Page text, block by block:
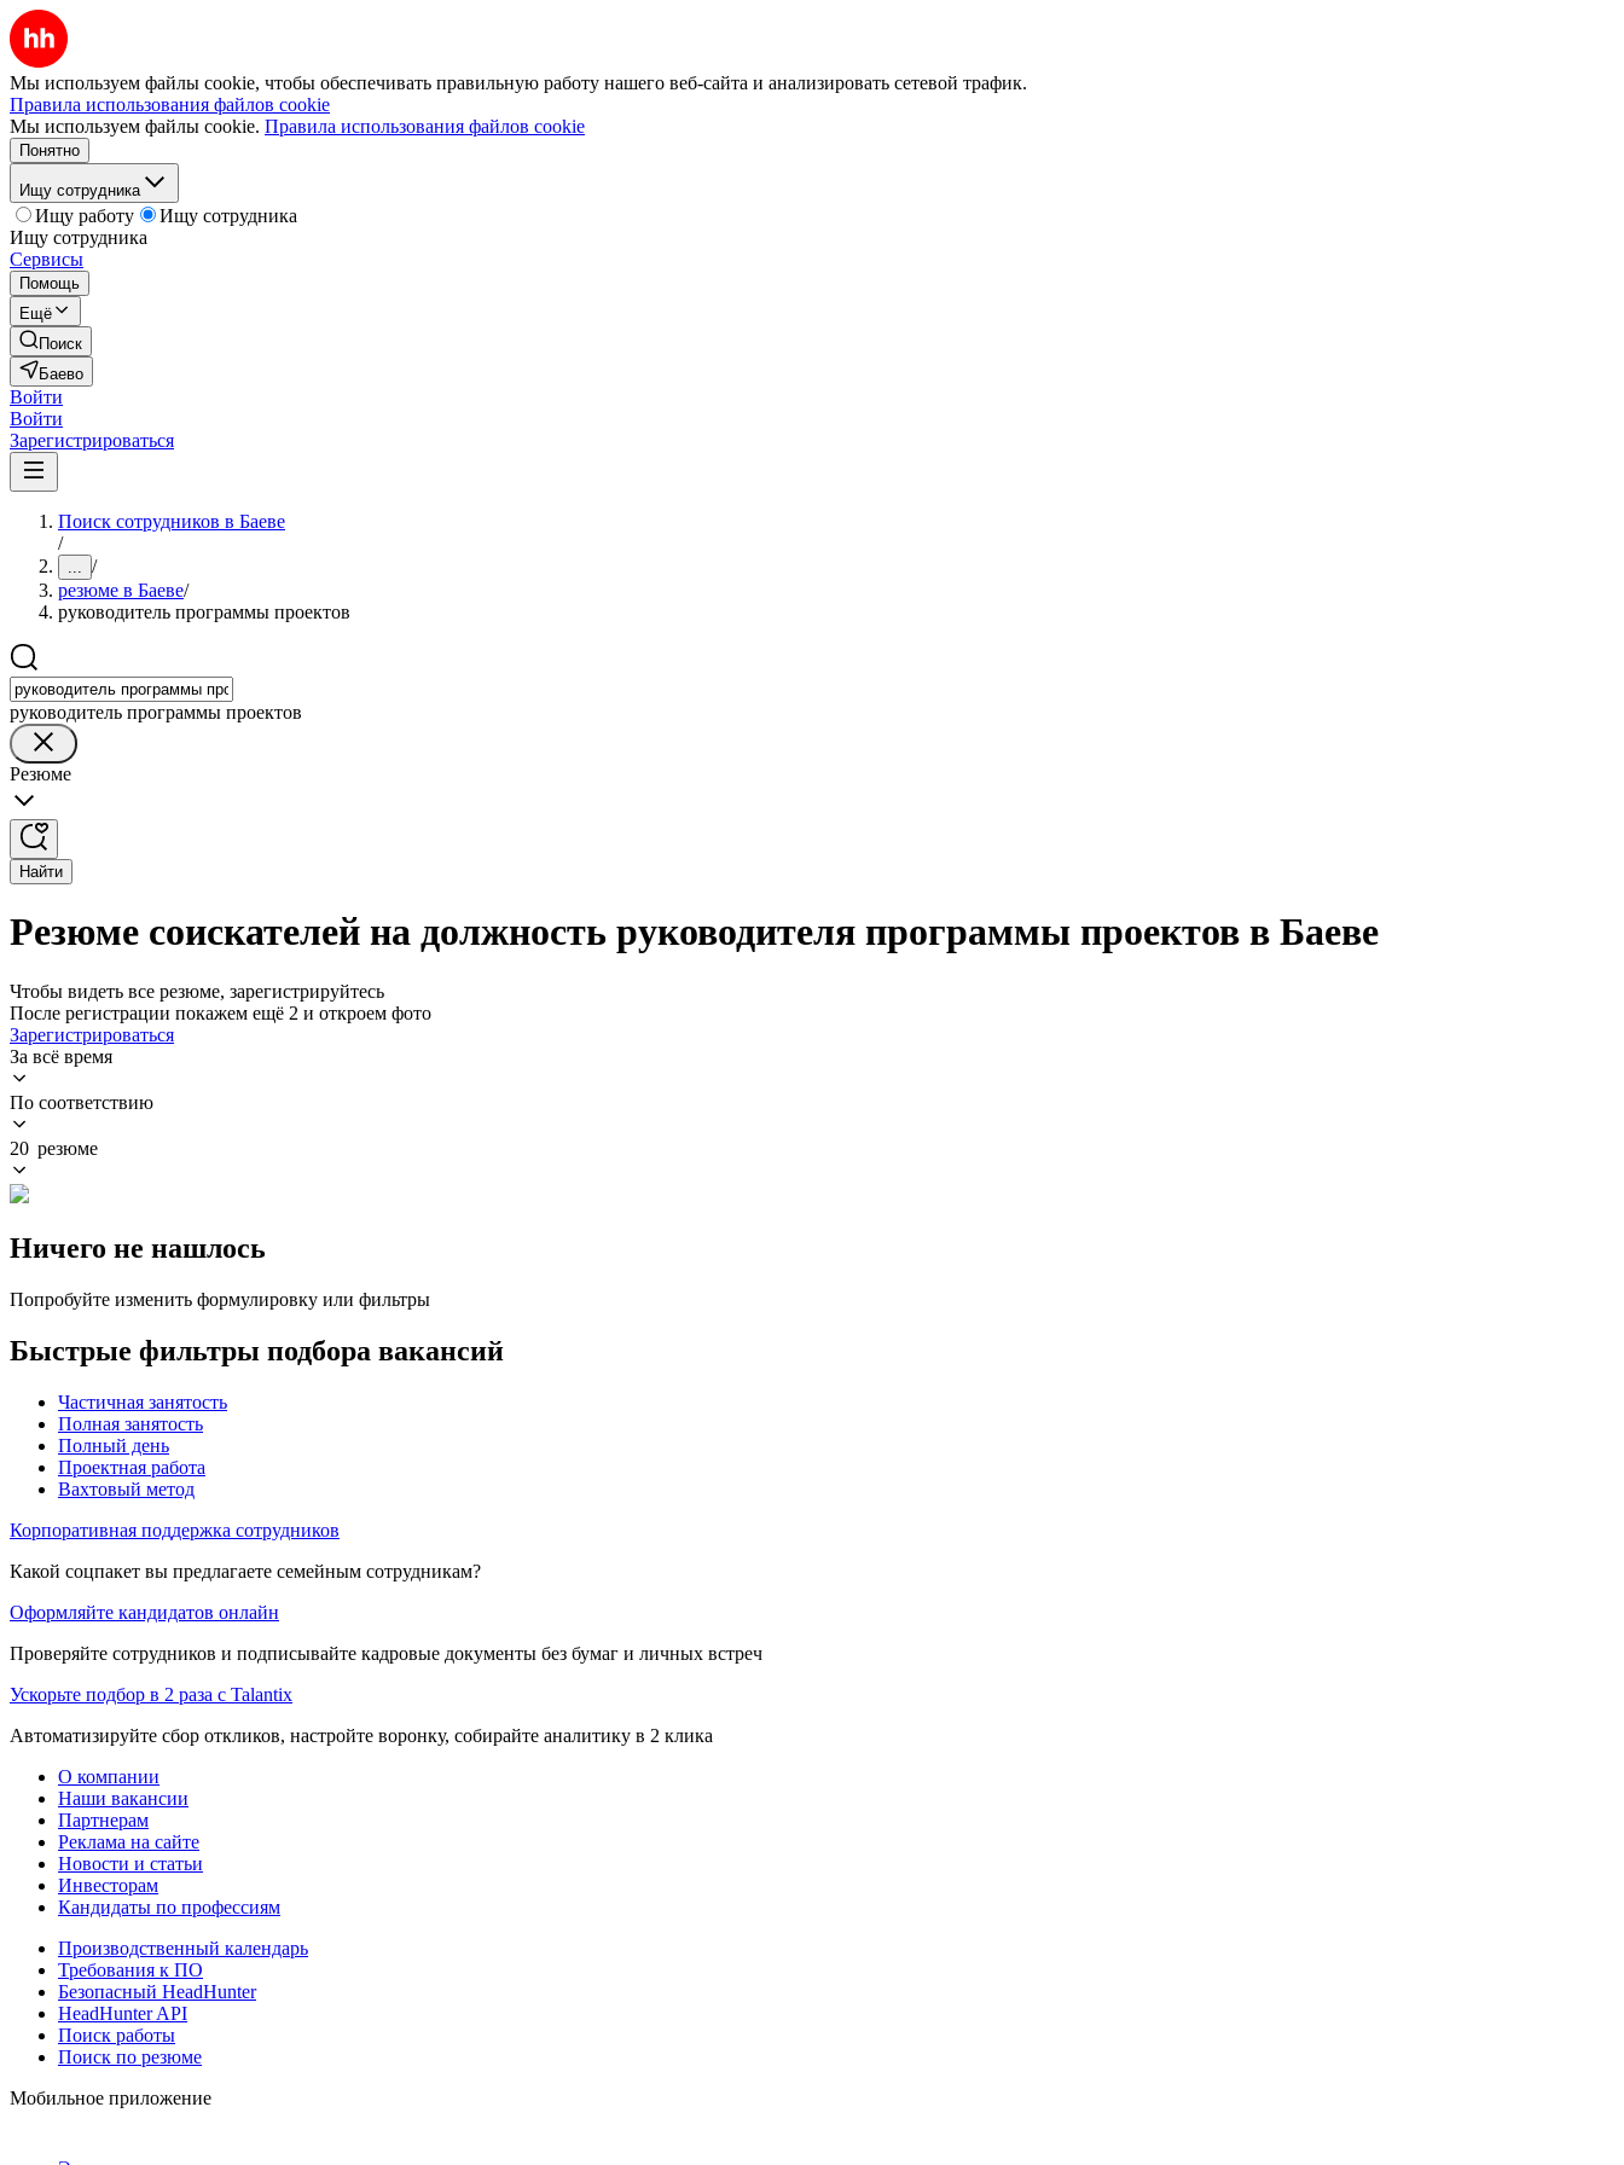
Мы используем файлы cookie, чтобы обеспечивать правильную работу нашего веб-сайта и анализировать сетевой трафик.
Правила использования файлов cookie
Мы используем файлы cookie. Правила использования файлов cookie
Понятно
Ищу сотрудника
Ищу работу
Ищу сотрудника
Ищу сотрудника
Сервисы
Помощь
Ещё
Поиск
Баево
Войти
Войти
Зарегистрироваться
Поиск сотрудников в Баеве
/
... /
резюме в Баеве/
руководитель программы проектов
руководитель программы проектов
Резюме
Найти
Резюме соискателей на должность руководителя программы проектов в Баеве
Чтобы видеть все резюме, зарегистрируйтесь
После регистрации покажем ещё 2 и откроем фото
Зарегистрироваться
За всё время
По соответствию
20 резюме
Ничего не нашлось
Попробуйте изменить формулировку или фильтры
Быстрые фильтры подбора вакансий
Частичная занятость
Полная занятость
Полный день
Проектная работа
Вахтовый метод
Корпоративная поддержка сотрудников
Какой соцпакет вы предлагаете семейным сотрудникам?
Оформляйте кандидатов онлайн
Проверяйте сотрудников и подписывайте кадровые документы без бумаг и личных встреч
Ускорьте подбор в 2 раза с Talantix
Автоматизируйте сбор откликов, настройте воронку, собирайте аналитику в 2 клика
О компании
Наши вакансии
Партнерам
Реклама на сайте
Новости и статьи
Инвесторам
Кандидаты по профессиям
Производственный календарь
Требования к ПО
Безопасный HeadHunter
HeadHunter API
Поиск работы
Поиск по резюме
Мобильное приложение